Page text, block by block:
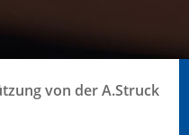
von der A.Struck